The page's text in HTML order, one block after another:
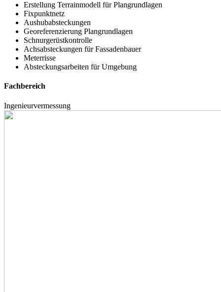
Erstellung Terrainmodell für Plangrundlagen
Fixpunktnetz
Aushubabsteckungen
Georeferenzierung Plangrundlagen
Schnurgerüstkontrolle
Achsabsteckungen für Fassadenbauer
Meterrisse
Absteckungsarbeiten für Umgebung
Fachbereich
Ingenieurvermessung